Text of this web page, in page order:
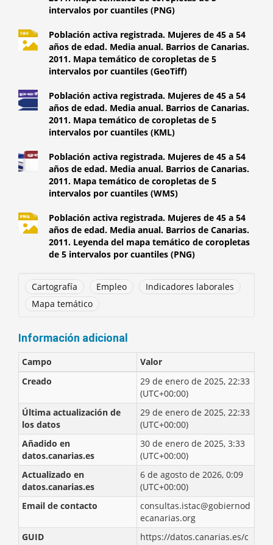
intervalos por cuantiles (PNG)
Población activa registrada. Mujeres de 45 a 54
años de edad. Media anual. Barrios de Canarias.
2011. Mapa temático de coropletas de 5
intervalos por cuantiles (GeoTiff)
Población activa registrada. Mujeres de 45 a 54
años de edad. Media anual. Barrios de Canarias.
2011. Mapa temático de coropletas de 5
intervalos por cuantiles (KML)
Población activa registrada. Mujeres de 45 a 54
años de edad. Media anual. Barrios de Canarias.
2011. Mapa temático de coropletas de 5
intervalos por cuantiles (WMS)
Población activa registrada. Mujeres de 45 a 54
años de edad. Media anual. Barrios de Canarias.
2011. Leyenda del mapa temático de coropletas
de 5 intervalos por cuantiles (PNG)
Cartografía Empleo
Indicadores laborales
Mapa temático
Información adicional
Campo
Valor
Creado
29 de enero de 2025, 22:33
(UTC+00:00)
Última actualización de
los datos
29 de enero de 2025, 22:33
(UTC+00:00)
Añadido en
datos.canarias.es
30 de enero de 2025, 3:33
(UTC+00:00)
Actualizado en
datos.canarias.es
6 de agosto de 2026, 0:09
(UTC+00:00)
Email de contacto
consultas.istac@gobiernod
ecanarias.org
GUID
https://datos.canarias.es/c